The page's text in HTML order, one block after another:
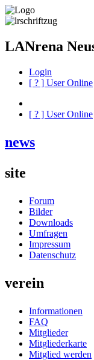
LANrena
Login
[ ? ] User Online
[ ? ] User Online
news
site
Forum
Bilder
Downloads
Umfragen
Impressum
Datenschutz
verein
Informationen
FAQ
Mitglieder
Mitgliederkarte
Mitglied werden